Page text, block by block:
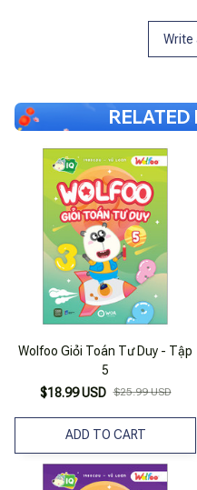
Write
Wolfoo Giỏi Toán Tư Duy - Tập
5
$18.99 USD $25.99 USD
ADD TO CART